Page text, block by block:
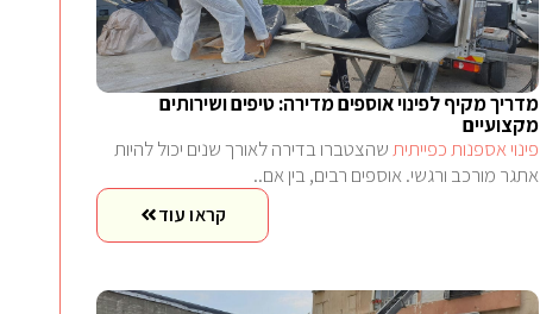
מדריך מקיף לפינוי אוספים מדירה: טיפים ושירותים
מקצועיים
פינוי אספנות כפייתיתשהצטברו בדירה לאורך שנים יכול להיות
אתגר מורכב ורגשי. אוספים רבים, בין אם..
קראו עוד